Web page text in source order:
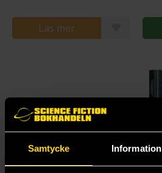
Samtycke Information
Läs mer